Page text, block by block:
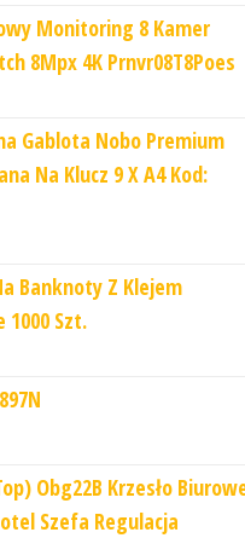
Monitoring 8 Kamer
8Mpx 4K Prnvr08T8Poes
Gablota Nobo Premium
Na Klucz 9 X A4 Kod:
Banknoty Z Klejem
1000 Szt.
Obg22B Krzesło
Szefa Regulacja